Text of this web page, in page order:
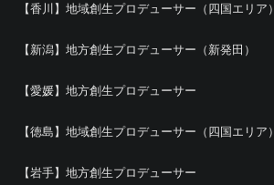
【香川】地域創生プロデューサー（四国エリア）
【新潟】地方創生プロデューサー（新発田）
【愛媛】地方創生プロデューサー
【徳島】地域創生プロデューサー（四国エリア）
【岩手】地方創生プロデューサー